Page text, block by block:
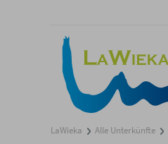
LaWieka Alle Unterkünfte